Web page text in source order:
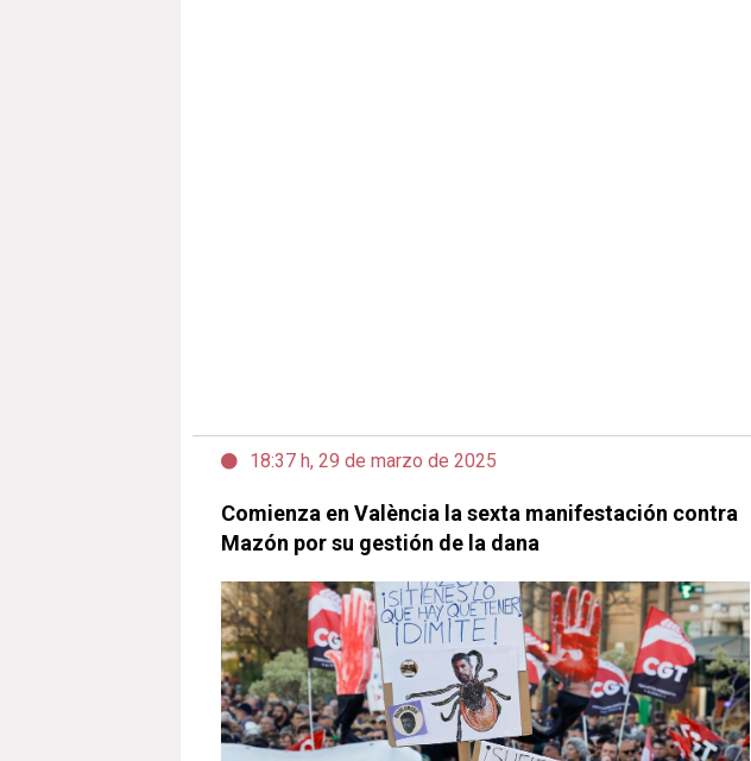
18:37 h, 29 de marzo de 2025
Comienza en València la sexta manifestación contra
Mazón por su gestión de la dana